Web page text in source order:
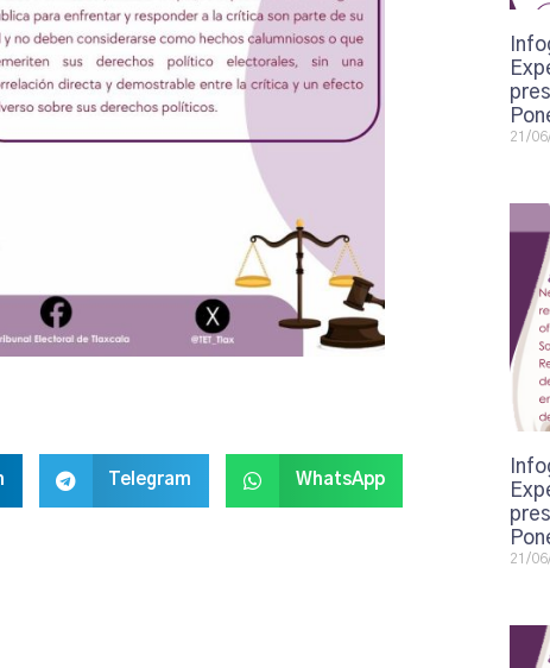
Telegram WhatsApp
21/
21/